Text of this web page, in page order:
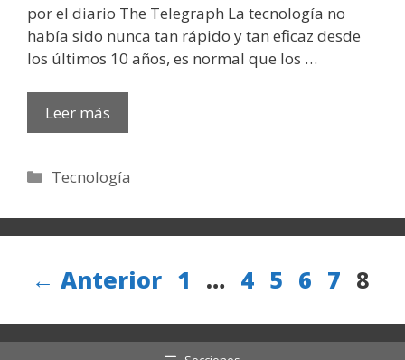
por el diario The Telegraph La tecnología no
había sido nunca tan rápido y tan eficaz desde
los últimos 10 años, es normal que los …
Leer más
Categorías
Tecnología
← Anterior Página
1 … Página
4 Página
5 Página
6 7 8